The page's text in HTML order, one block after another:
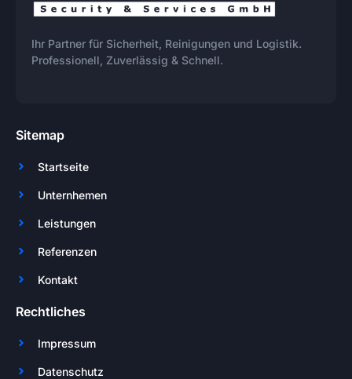
Ihr Partner für Sicherheit, Reinigungen und Logistik.
Professionell, Zuverlässig & Schnell.
Sitemap
Startseite
Unternhemen
Leistungen
Referenzen
Kontakt
Rechtliches
Impressum
Datenschutz